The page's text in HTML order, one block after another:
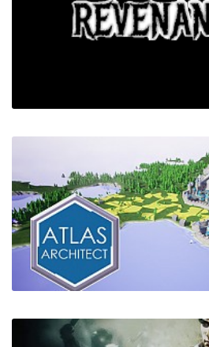
Revenance